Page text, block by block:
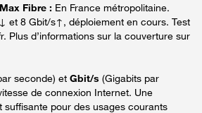
Fibre : En France métropolitaine.
et 8 Gbit/s↑, déploiement en cours. Test
Plus d’informations sur la couverture sur
seconde) et Gbit/s (Gigabits par
de connexion Internet. Une
suffisante pour des usages courants